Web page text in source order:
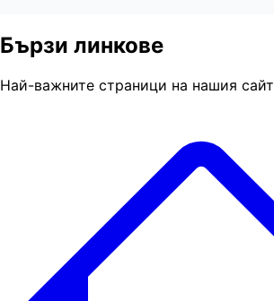
Бързи линкове
Най-важните страници на нашия сайт